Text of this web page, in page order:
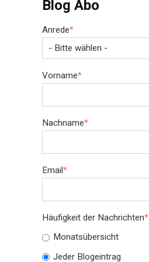
Blog Abo
Anrede*
Vorname*
Nachname*
Email*
Häufigkeit der Nachrichten*
Monatsübersicht
Jeder Blogeintrag